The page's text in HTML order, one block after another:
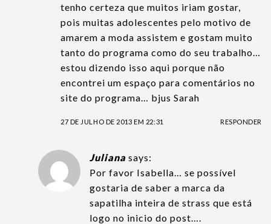
tenho certeza que muitos iriam gostar,
pois muitas adolescentes pelo motivo de
amarem a moda assistem e gostam muito
tanto do programa como do seu trabalho…
estou dizendo isso aqui porque não
encontrei um espaço para comentários no
site do programa… bjus Sarah
27 DE JULHO DE 2013 EM 22:31 RESPONDER
Juliana says:
Por favor Isabella… se possível
gostaria de saber a marca da
sapatilha inteira de strass que está
logo no inicio do post….